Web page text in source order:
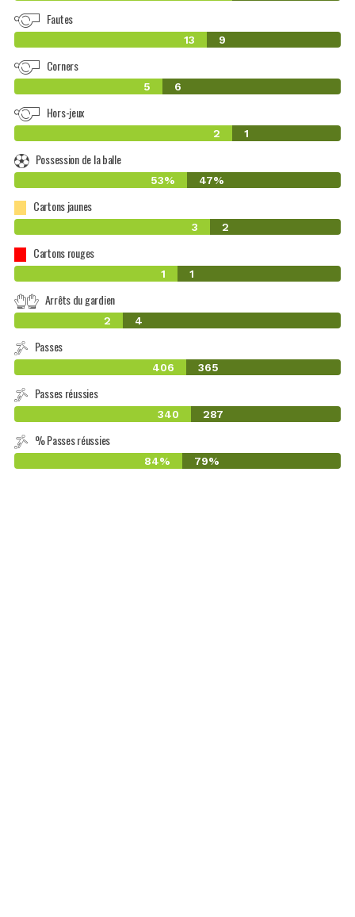
Fautes
13 9
Corners
5 6
Hors-jeux
2 1
Possession de la balle
53% 47%
Cartons jaunes
3 2
Cartons rouges
1 1
Arrêts du gardien
2 4
Passes
406 365
Passes réussies
340 287
% Passes réussies
84% 79%